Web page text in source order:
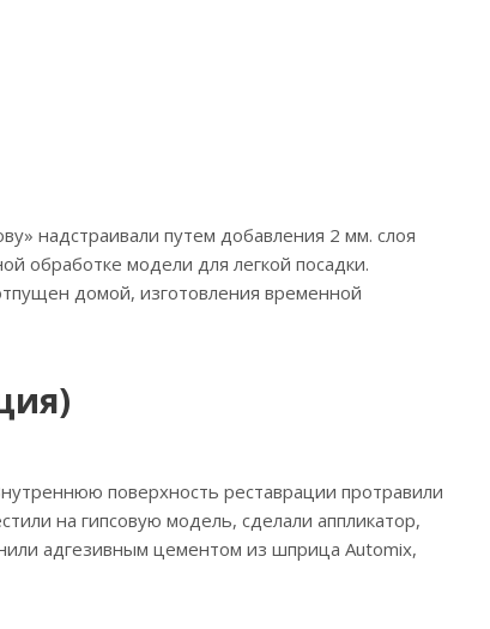
надстраивали путем добавления 2 мм. слоя
обработке модели для легкой посадки.
домой, изготовления временной
поверхность реставрации протравили
на гипсовую модель, сделали аппликатор,
адгезивным цементом из шприца Automix,